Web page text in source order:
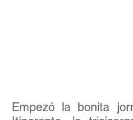
Empezó la bonita